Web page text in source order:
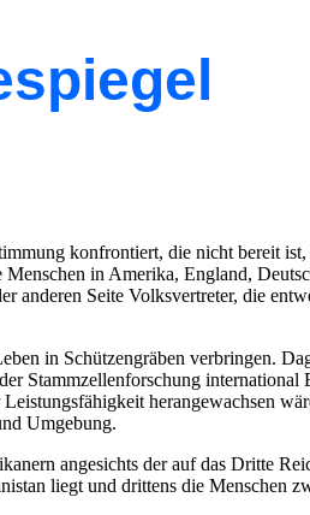
konfrontiert, die nicht bereit
in Amerika, England,
Seite Volksvertreter, die
in Schützengräben verbringen.
Stammzellenforschung
herangewachsen
Umgebung.
angesichts der auf das Dritte
liegt und drittens die Menschen